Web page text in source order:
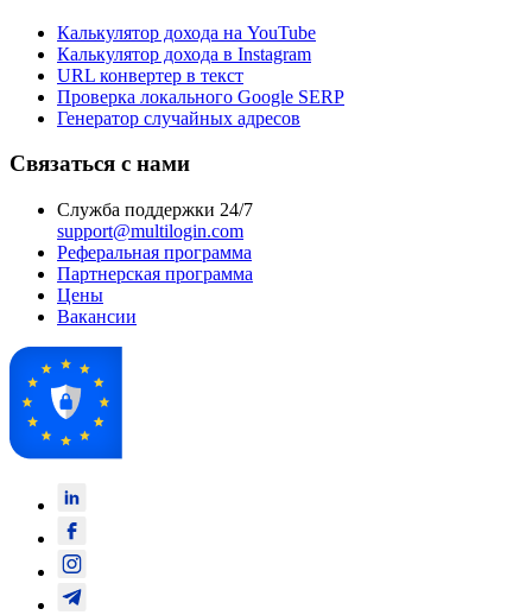
Калькулятор дохода на YouTube
Калькулятор дохода в Instagram
URL конвертер в текст
Проверка локального Google SERP
Генератор случайных адресов
Связаться с нами
Служба поддержки 24/7
support@multilogin.com
Реферальная программа
Партнерская программа
Цены
Вакансии